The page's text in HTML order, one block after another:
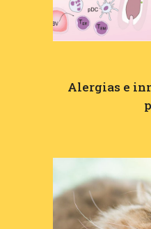
Alergias e